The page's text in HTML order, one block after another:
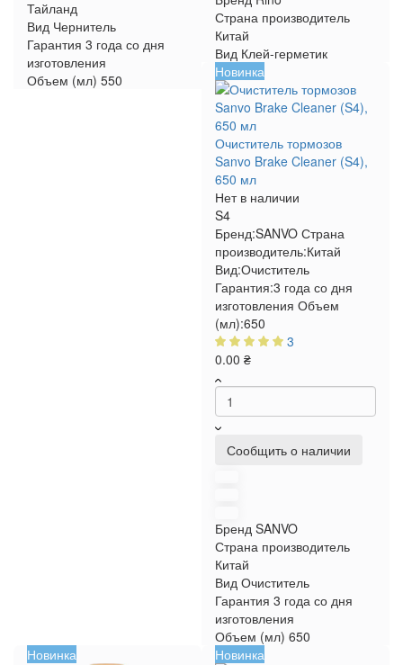
Тайланд
Вид Чернитель
Гарантия 3 года со дня
изготовления
Объем (мл) 550
Страна производитель
Китай
Вид Клей-герметик
Новинка
Очиститель тормозов
Sanvo Brake Cleaner (S4),
650 мл
Нет в наличии
S4
Бренд:SANVO Страна
производитель:Китай
Вид:Очиститель
Гарантия:3 года со дня
изготовления Объем
(мл):650
3
0.00 ₴
Сообщить о наличии
Бренд SANVO
Страна производитель
Китай
Вид Очиститель
Гарантия 3 года со дня
изготовления
Объем (мл) 650
Новинка
Новинка